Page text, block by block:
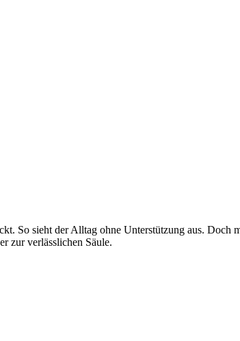
So sieht der Alltag ohne Unterstützung aus.
zur verlässlichen Säule.